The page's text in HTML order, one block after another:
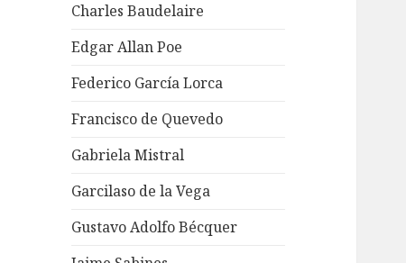
Charles Baudelaire
Edgar Allan Poe
Federico García Lorca
Francisco de Quevedo
Gabriela Mistral
Garcilaso de la Vega
Gustavo Adolfo Bécquer